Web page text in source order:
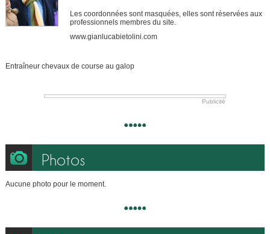
Les coordonnées sont masquées, elles sont réservées aux
professionnels membres du site.
www.gianlucabietolini.com
Entraîneur chevaux de course au galop
Publicité
Photos
Aucune photo pour le moment.